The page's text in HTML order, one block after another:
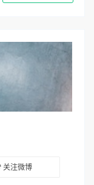
关注微博